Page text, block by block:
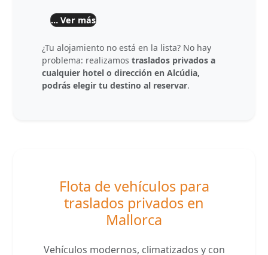
… Ver más
¿Tu alojamiento no está en la lista? No hay
problema: realizamos traslados privados a
cualquier hotel o dirección en Alcúdia,
podrás elegir tu destino al reservar.
Flota de vehículos para
traslados privados en
Mallorca
Vehículos modernos, climatizados y con